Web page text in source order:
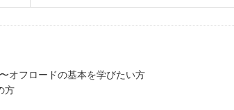
オフロードの基本を学びたい方
方